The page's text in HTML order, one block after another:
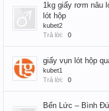
1kg giấy rơm nâu
lót hộp
kubet2
Trả lời:
0
giấy vụn lót hộp
kubet1
Trả lời:
0
Bến Lức – Bình